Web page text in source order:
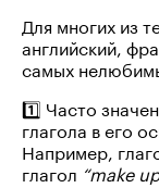
Для многих из
английский,
самых
1️⃣ Часто
глагола в его
Например,
глагол “make